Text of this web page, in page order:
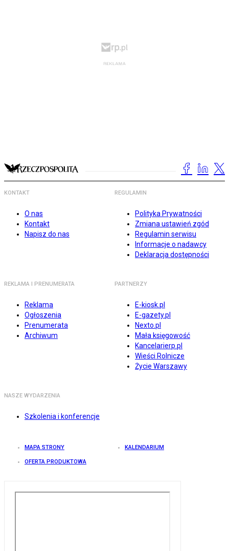
KONTAKT
O nas
Kontakt
Napisz do nas
REGULAMIN
Polityka Prywatności
Zmiana ustawień zgód
Regulamin serwisu
Informacje o nadawcy
Deklaracja dostępności
REKLAMA I PRENUMERATA
Reklama
Ogłoszenia
Prenumerata
Archiwum
PARTNERZY
E-kiosk.pl
E-gazety.pl
Nexto.pl
Mała księgowość
Kancelarierp.pl
Wieści Rolnicze
Życie Warszawy
NASZE WYDARZENIA
Szkolenia i konferencje
MAPA STRONY KALENDARIUM
OFERTA PRODUKTOWA